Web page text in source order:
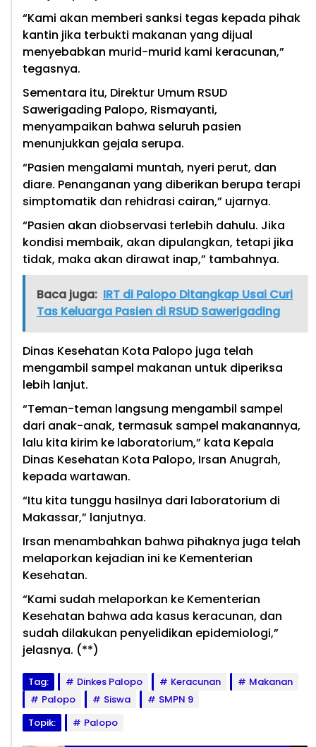
“Kami akan memberi sanksi tegas kepada pihak
kantin jika terbukti makanan yang dijual
menyebabkan murid-murid kami keracunan,”
tegasnya.
Sementara itu, Direktur Umum RSUD
Sawerigading Palopo, Rismayanti,
menyampaikan bahwa seluruh pasien
menunjukkan gejala serupa.
“Pasien mengalami muntah, nyeri perut, dan
diare. Penanganan yang diberikan berupa terapi
simptomatik dan rehidrasi cairan,” ujarnya.
“Pasien akan diobservasi terlebih dahulu. Jika
kondisi membaik, akan dipulangkan, tetapi jika
tidak, maka akan dirawat inap,” tambahnya.
Baca juga: IRT di Palopo Ditangkap Usai Curi
Tas Keluarga Pasien di RSUD Sawerigading
Dinas Kesehatan Kota Palopo juga telah
mengambil sampel makanan untuk diperiksa
lebih lanjut.
“Teman-teman langsung mengambil sampel
dari anak-anak, termasuk sampel makanannya,
lalu kita kirim ke laboratorium,” kata Kepala
Dinas Kesehatan Kota Palopo, Irsan Anugrah,
kepada wartawan.
“Itu kita tunggu hasilnya dari laboratorium di
Makassar,” lanjutnya.
Irsan menambahkan bahwa pihaknya juga telah
melaporkan kejadian ini ke Kementerian
Kesehatan.
“Kami sudah melaporkan ke Kementerian
Kesehatan bahwa ada kasus keracunan, dan
sudah dilakukan penyelidikan epidemiologi,”
jelasnya. (**)
Tag: Dinkes Palopo Keracunan
Makanan
Palopo
Siswa
SMPN 9
Topik:
Palopo